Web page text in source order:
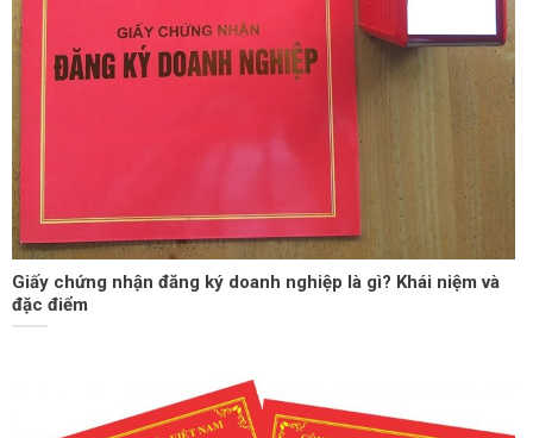
Giấy chứng nhận đăng ký doanh nghiệp là gì? Khái niệm và
đặc điểm